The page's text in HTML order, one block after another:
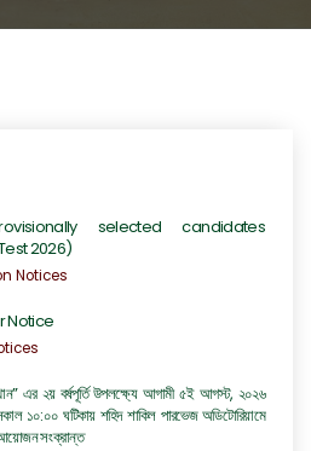
selected candidates
2026)
Notices
Notice
এর ২য় বর্ষপূর্তি উপলক্ষ্যে আগামী ৫ই আগস্ট, ২০২৬
১০:০০ ঘটিকায় শহিদ শাকিল পারভেজ অডিটোরিয়ামে
সংক্রান্ত